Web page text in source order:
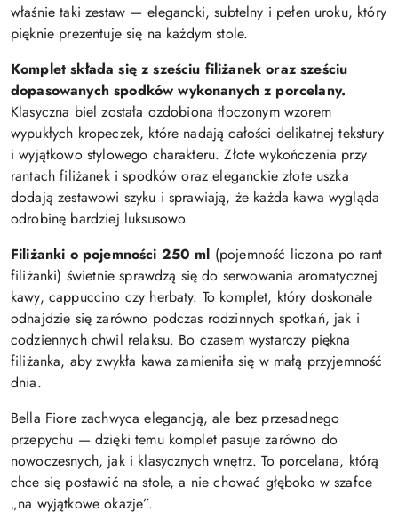
właśnie taki zestaw — elegancki, subtelny i pełen uroku, który
pięknie prezentuje się na każdym stole.
Komplet składa się z sześciu filiżanek oraz sześciu
dopasowanych spodków wykonanych z porcelany.
Klasyczna biel została ozdobiona tłoczonym wzorem
wypukłych kropeczek, które nadają całości delikatnej tekstury
i wyjątkowo stylowego charakteru. Złote wykończenia przy
rantach filiżanek i spodków oraz eleganckie złote uszka
dodają zestawowi szyku i sprawiają, że każda kawa wygląda
odrobinę bardziej luksusowo.
Filiżanki o pojemności 250 ml (pojemność liczona po rant
filiżanki) świetnie sprawdzą się do serwowania aromatycznej
kawy, cappuccino czy herbaty. To komplet, który doskonale
odnajdzie się zarówno podczas rodzinnych spotkań, jak i
codziennych chwil relaksu. Bo czasem wystarczy piękna
filiżanka, aby zwykła kawa zamieniła się w małą przyjemność
dnia.
Bella Fiore zachwyca elegancją, ale bez przesadnego
przepychu — dzięki temu komplet pasuje zarówno do
nowoczesnych, jak i klasycznych wnętrz. To porcelana, którą
chce się postawić na stole, a nie chować głęboko w szafce
„na wyjątkowe okazje”.